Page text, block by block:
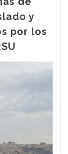
y
por los